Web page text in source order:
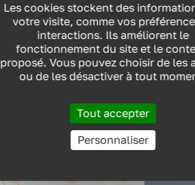
Les cookies stockent des
votre visite, comme vos
interactions. Ils améliorent le
fonctionnement du site et le
proposé. Vous pouvez choisir de les
ou de les désactiver à tout
Tout accepter
Personnaliser